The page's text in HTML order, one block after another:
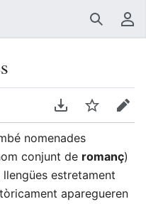
Buscar
Descarregar en
Vigilar
nomenades
conjunt de romanç)
llengües estretament
aparegueren